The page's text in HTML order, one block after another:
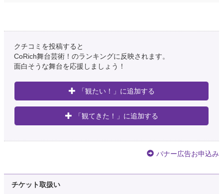
クチコミを投稿すると
CoRich舞台芸術！のランキングに反映されます。
面白そうな舞台を応援しましょう！
「観たい！」に追加する
「観てきた！」に追加する
バナー広告お申込み
チケット取扱い